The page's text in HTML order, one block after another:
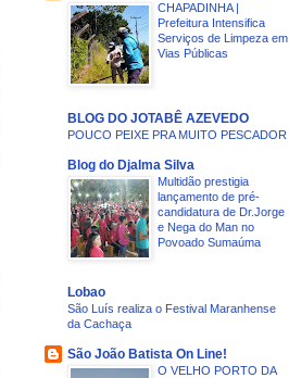
CHAPADINHA |
Prefeitura Intensifica
Serviços de Limpeza em
Vias Públicas
BLOG DO JOTABÊ AZEVEDO
POUCO PEIXE PRA MUITO PESCADOR
Blog do Djalma Silva
Multidão prestigia
lançamento de pré-
candidatura de Dr.Jorge
e Nega do Man no
Povoado Sumaúma
Lobao
São Luís realiza o Festival Maranhense
da Cachaça
São João Batista On Line!
O VELHO PORTO DA